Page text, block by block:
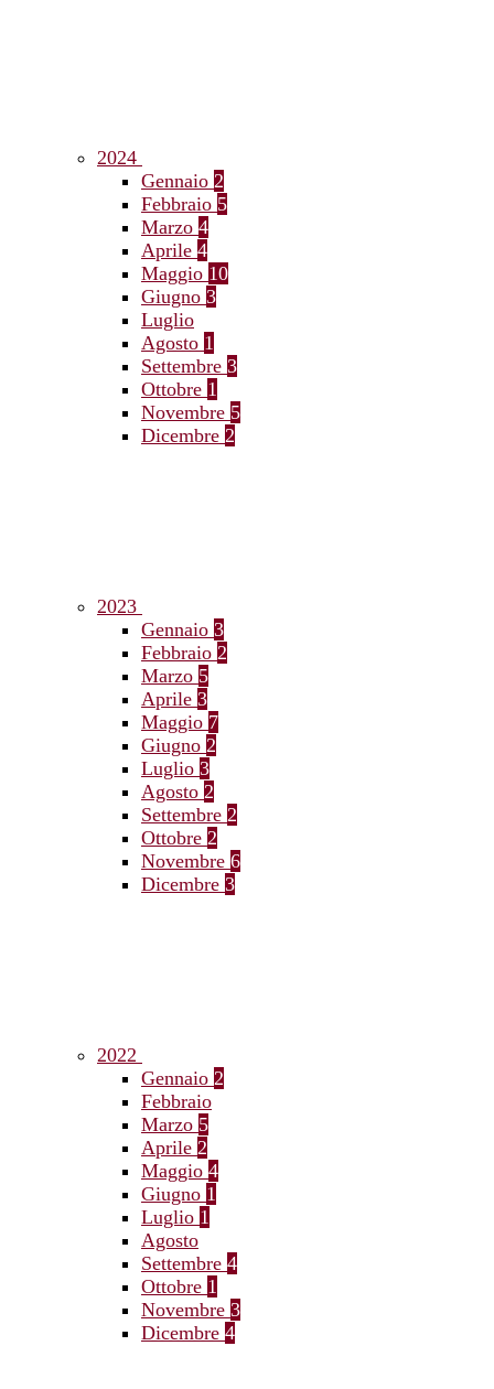
2024
Gennaio 2
Febbraio 5
Marzo 4
Aprile 4
Maggio 10
Giugno 3
Luglio
Agosto 1
Settembre 3
Ottobre 1
Novembre 5
Dicembre 2
2023
Gennaio 3
Febbraio 2
Marzo 5
Aprile 3
Maggio 7
Giugno 2
Luglio 3
Agosto 2
Settembre 2
Ottobre 2
Novembre 6
Dicembre 3
2022
Gennaio 2
Febbraio
Marzo 5
Aprile 2
Maggio 4
Giugno 1
Luglio 1
Agosto
Settembre 4
Ottobre 1
Novembre 3
Dicembre 4